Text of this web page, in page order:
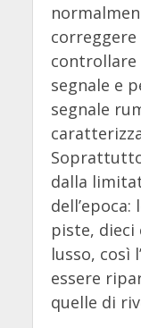
controllare
segnale e
segnale
dalla
piste, dieci
lusso, così
essere
quelle di